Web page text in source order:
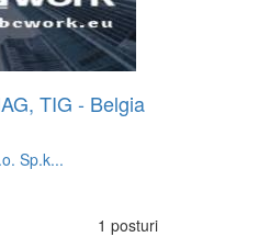
TIG - Belgia
Sp.k...
1 posturi